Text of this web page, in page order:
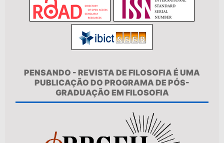
PENSANDO - REVISTA DE FILOSOFIA É UMA
PUBLICAÇÃO DO PROGRAMA DE PÓS-
GRADUAÇÃO EM FILOSOFIA